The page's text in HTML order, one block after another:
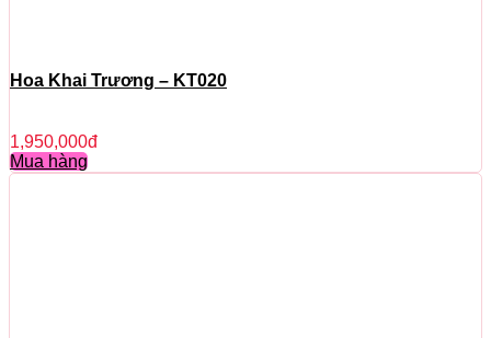
Hoa Khai Trương – KT020
1,950,000đ
Mua hàng